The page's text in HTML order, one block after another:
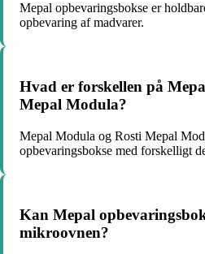
Mepal opbevaringsbokse er
opbevaring af madvarer.
Hvad er forskellen på
Mepal Modula?
Mepal Modula og Rosti Mepal
opbevaringsbokse med forskelligt
Kan Mepal
mikroovnen?